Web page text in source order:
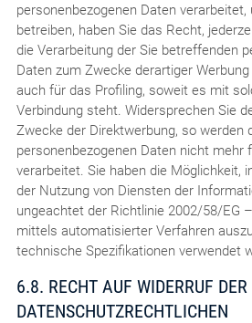
personenbezogenen Daten
betreiben, haben Sie das Recht,
die Verarbeitung der Sie betreffenden
Daten zum Zwecke derartiger
auch für das Profiling, soweit es mit
Verbindung steht. Widersprechen Sie
Zwecke der Direktwerbung, so werden
personenbezogenen Daten nicht mehr
verarbeitet. Sie haben die Möglichkeit,
der Nutzung von Diensten der
ungeachtet der Richtlinie 2002/58/EG
mittels automatisierter Verfahren
technische Spezifikationen verwendet
6.8. RECHT AUF WIDERRUF DER
DATENSCHUTZRECHTLICHEN